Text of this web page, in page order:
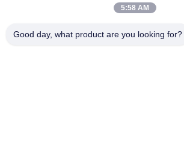
ফার্ম ট্র্যাক্টর বোনা ব্রেক আস্তরণের উপাদান OEM
5:58 AM
Good day, what product are you looking for?